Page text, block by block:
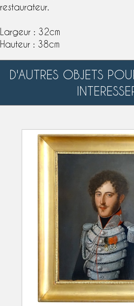
restaurateur.
Largeur : 32cm
Hauteur : 38cm
D'AUTRES OBJETS